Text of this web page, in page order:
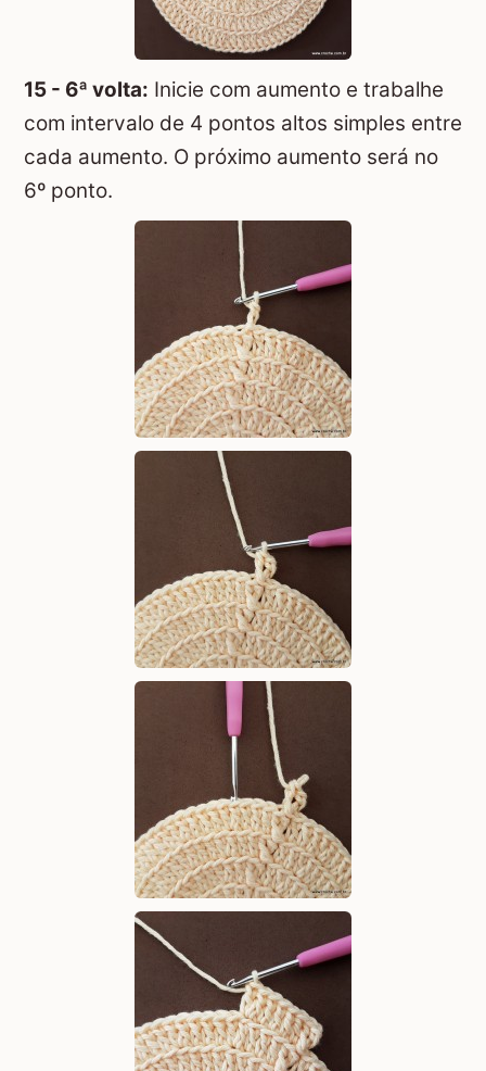
15 - 6ª volta: Inicie com aumento e trabalhe
com intervalo de 4 pontos altos simples entre
cada aumento. O próximo aumento será no
6º ponto.